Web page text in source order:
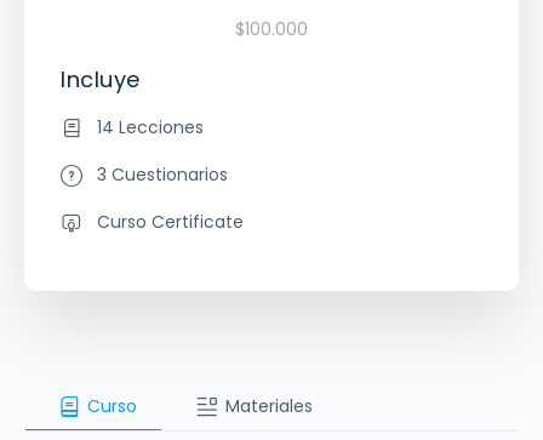
Curso Materiales
$100.000
Incluye
14 Lecciones
3 Cuestionarios
Curso Certificate